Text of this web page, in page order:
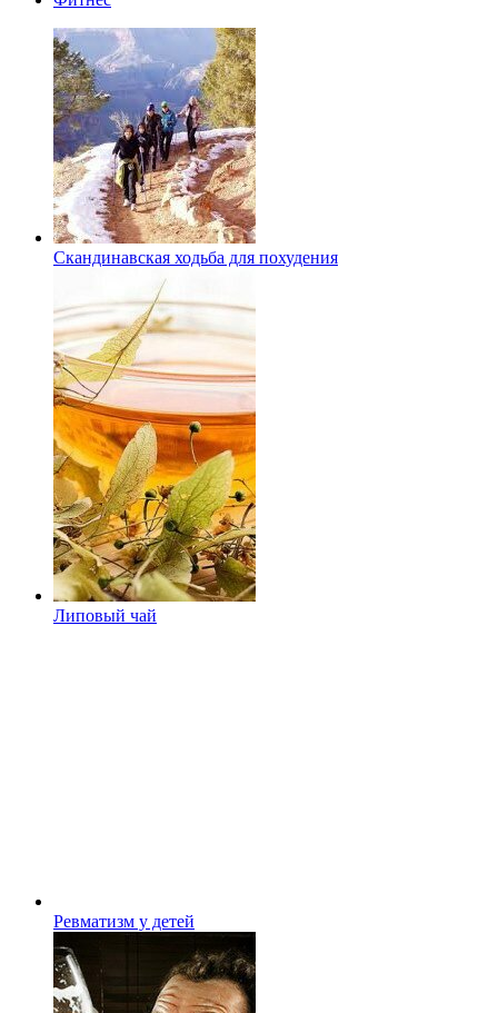
Скандинавская ходьба для похудения
Липовый чай
Ревматизм у детей